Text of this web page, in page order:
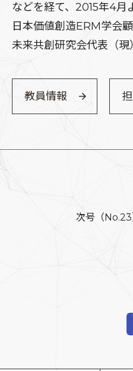
などを経て、2015年4月
日本価値創造ERM学会顧
未来共創研究会代表（現）
教員情報
次号（No.23